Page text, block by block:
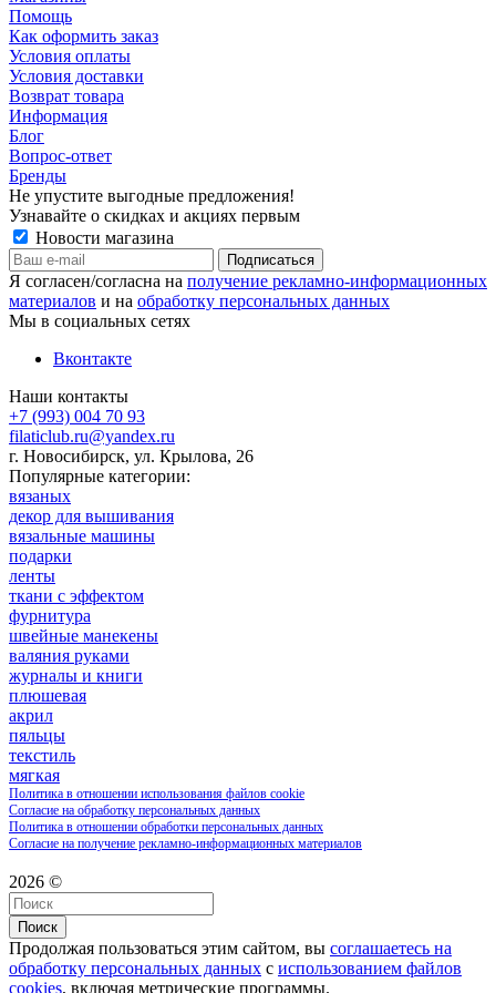
Помощь
Как оформить заказ
Условия оплаты
Условия доставки
Возврат товара
Информация
Блог
Вопрос-ответ
Бренды
Не упустите выгодные предложения!
Узнавайте о скидках и акциях первым
Новости магазина
Я согласен/согласна на получение рекламно-информационных
материалов и на обработку персональных данных
Мы в социальных сетях
Вконтакте
Наши контакты
+7 (993) 004 70 93
filaticlub.ru@yandex.ru
г. Новосибирск, ул. Крылова, 26
Популярные категории:
вязаных
декор для вышивания
вязальные машины
подарки
ленты
ткани с эффектом
фурнитура
швейные манекены
валяния руками
журналы и книги
плюшевая
акрил
пяльцы
текстиль
мягкая
Политика в отношении использования файлов cookie
Согласие на обработку персональных данных
Политика в отношении обработки персональных данных
Согласие на получение рекламно-информационных материалов
2026 ©
Поиск
Продолжая пользоваться этим сайтом, вы соглашаетесь на
обработку персональных данных с использованием файлов
cookies, включая метрические программы.